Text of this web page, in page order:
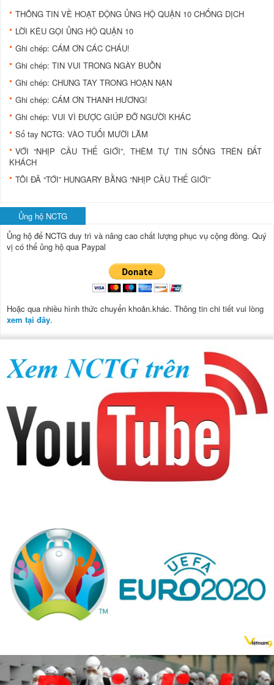
THÔNG TIN VỀ HOẠT ĐỘNG ỦNG HỘ QUẬN 10 CHỐNG DỊCH
LỜI KÊU GỌI ỦNG HỘ QUẬN 10
Ghi chép: CÁM ƠN CÁC CHÁU!
Ghi chép: TIN VUI TRONG NGÀY BUỒN
Ghi chép: CHUNG TAY TRONG HOẠN NẠN
Ghi chép: CÁM ƠN THANH HƯƠNG!
Ghi chép: VUI VÌ ĐƯỢC GIÚP ĐỠ NGƯỜI KHÁC
Sổ tay NCTG: VÀO TUỔI MƯỜI LĂM
VỚI “NHỊP CẦU THẾ GIỚI”, THÊM TỰ TIN SỐNG TRÊN ĐẤT
KHÁCH
TÔI ĐÃ “TỚI” HUNGARY BẰNG “NHỊP CẦU THẾ GIỚI”
Ủng hộ NCTG
Ủng hộ để NCTG duy trì và nâng cao chất lượng phục vụ cộng đồng. Quý
vị có thể ủng hộ qua Paypal
Hoặc qua nhiều hình thức chuyển khoản.khác. Thông tin chi tiết vui lòng
xem tại đây.